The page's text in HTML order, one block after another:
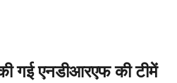
गई एनडीआरएफ की टीमें